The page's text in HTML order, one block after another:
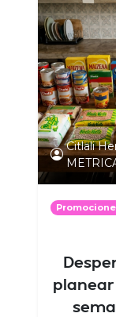
Citlali